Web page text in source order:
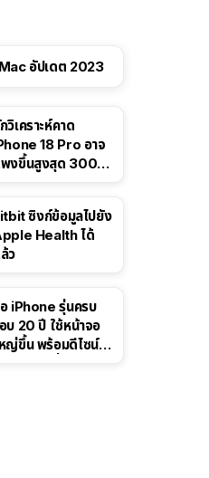
อัปเดต 2023
วิเคราะห์คาด
18 Pro อาจ
งขึ้นสูงสุด 300
ซิงก์ข้อมูลไปยัง
Health ได้
ว
iPhone รุ่นครบ
บ 20 ปี ใช้หน้าจอ
ญ่ขึ้น พร้อมดีไซน์ไร้